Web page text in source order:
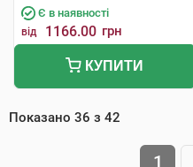
Є в наявності
від 1166.00 грн
КУПИТИ
Показано 36 з 42
1